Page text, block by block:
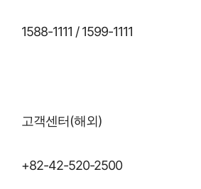
1588-1111 / 1599-1111
고객센터(해외)
+82-42-520-2500